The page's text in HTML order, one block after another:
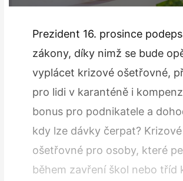
Prezident 16. prosince
zákony, díky nimž se bude
vyplácet krizové ošetřovné,
pro lidi v karanténě i
bonus pro podnikatele a
kdy lze dávky čerpat? Krizové
ošetřovné pro osoby, které
během zavření škol nebo tříd